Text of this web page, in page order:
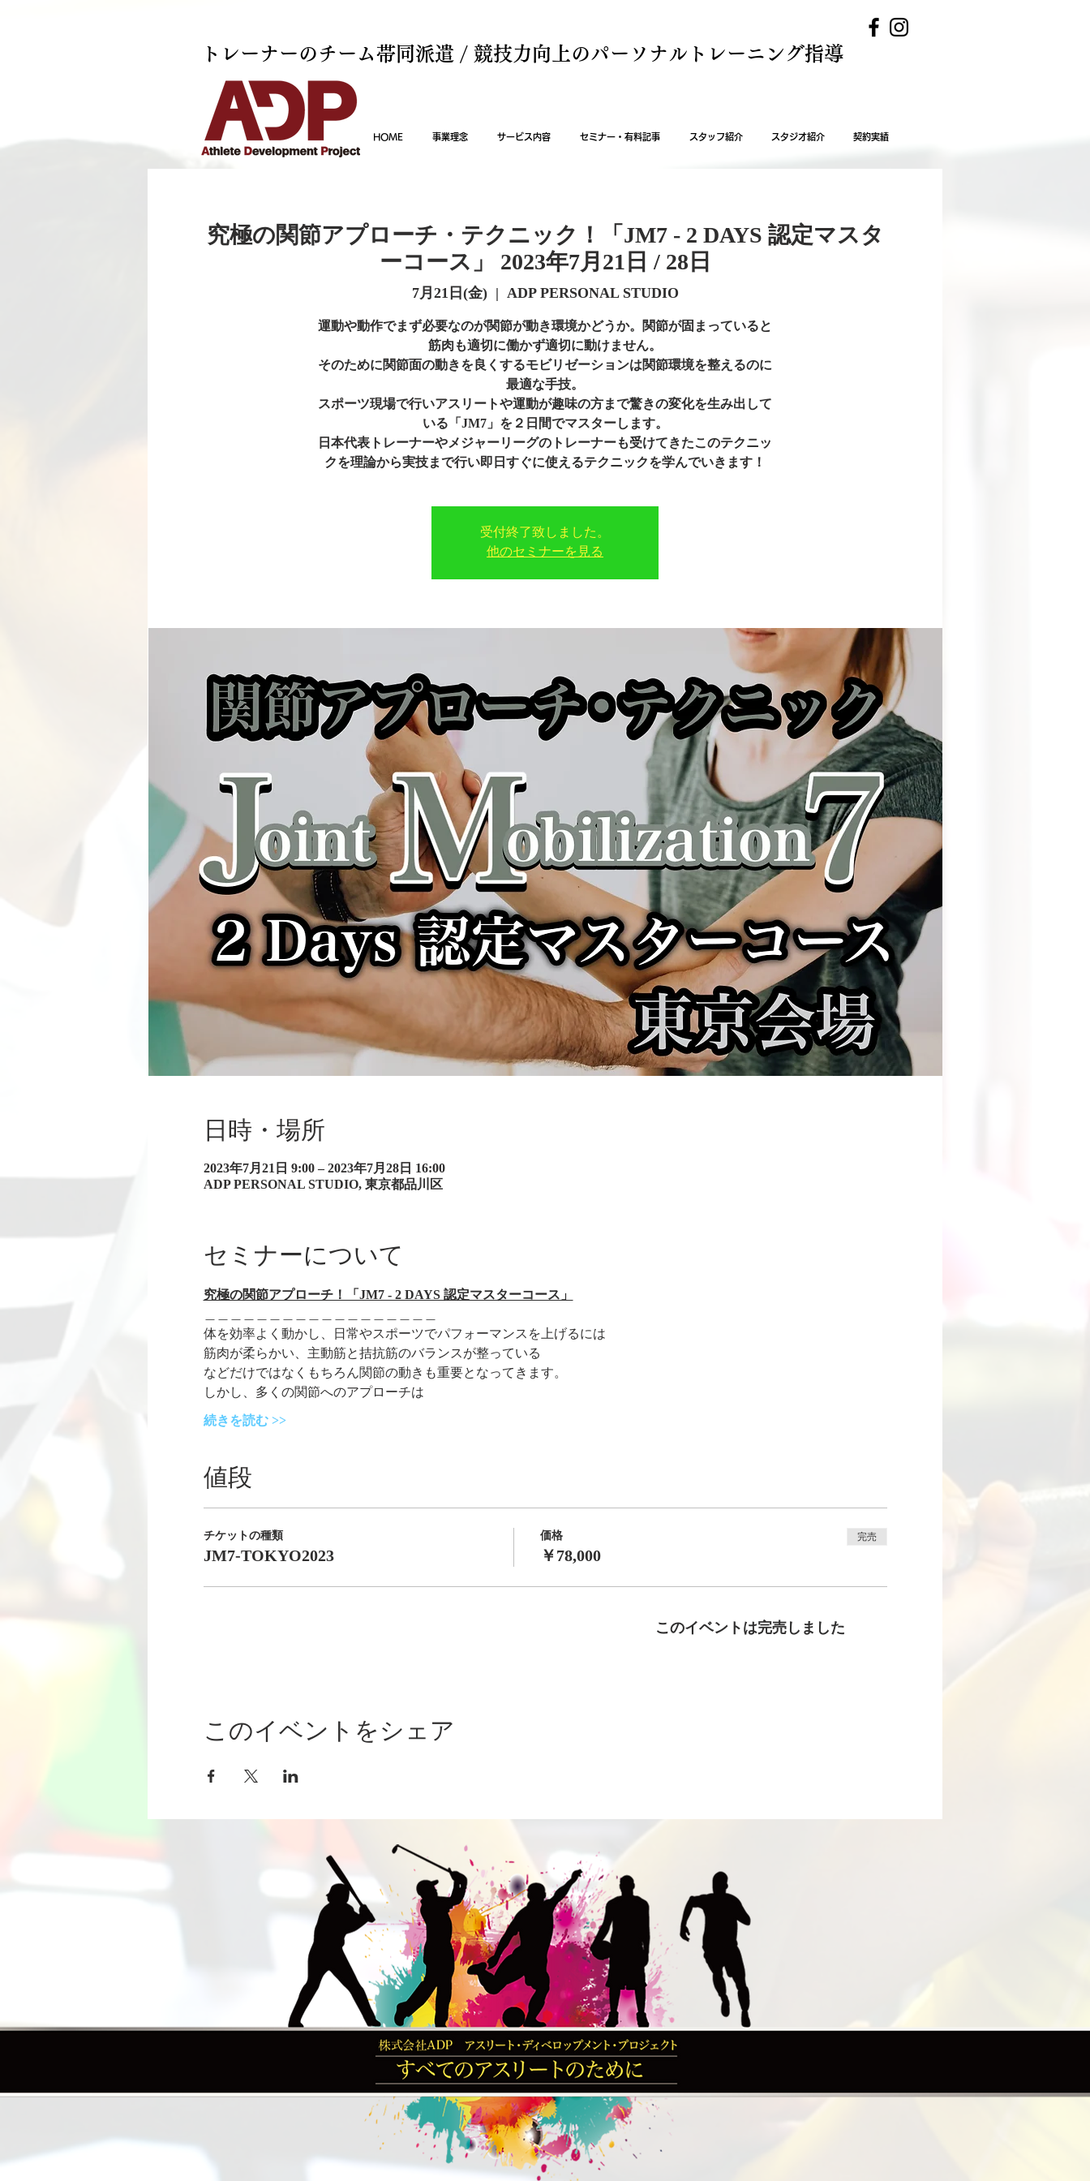
トレーナーのチーム帯同派遣 / 競技力向上のパーソナルトレーニング指導
HOME 事業理念 サービス内容 セミナー・有料記事 スタッフ紹介 スタジオ紹介 契約実績
究極の関節アプローチ・テクニック！「JM7 - 2 DAYS 認定マスタ
ーコース」 2023年7月21日 / 28日
7月21日(金)
  |
ADP PERSONAL STUDIO
運動や動作でまず必要なのが関節が動き環境かどうか。関節が固まっていると
筋肉も適切に働かず適切に動けません。
そのために関節面の動きを良くするモビリゼーションは関節環境を整えるのに
最適な手技。
スポーツ現場で行いアスリートや運動が趣味の方まで驚きの変化を生み出して
いる「JM7」を２日間でマスターします。
日本代表トレーナーやメジャーリーグのトレーナーも受けてきたこのテクニッ
クを理論から実技まで行い即日すぐに使えるテクニックを学んでいきます！
受付終了致しました。
他のセミナーを見る
日時・場所
2023年7月21日 9:00 – 2023年7月28日 16:00
ADP PERSONAL STUDIO, 東京都品川区
セミナーについて
究極の関節アプローチ！「JM7 - 2 DAYS 認定マスターコース」
体を効率よく動かし、日常やスポーツでパフォーマンスを上げるには
筋肉が柔らかい、主動筋と拮抗筋のバランスが整っている
などだけではなくもちろん関節の動きも重要となってきます。
しかし、多くの関節へのアプローチは
続きを読む >>
値段
チケットの種類
JM7-TOKYO2023
価格
￥78,000
完売
このイベントは完売しました
このイベントをシェア